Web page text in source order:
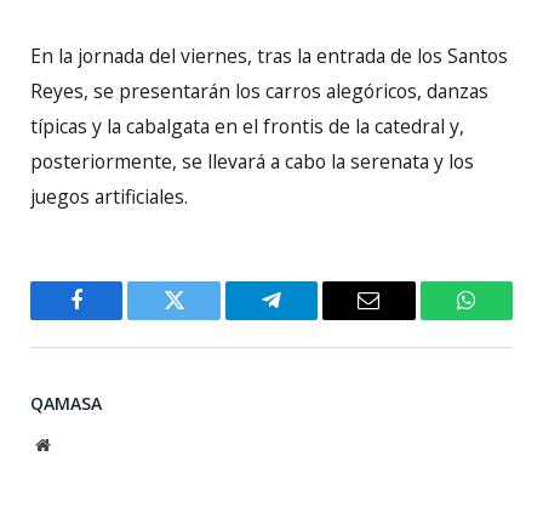
En la jornada del viernes, tras la entrada de los Santos
Reyes, se presentarán los carros alegóricos, danzas
típicas y la cabalgata en el frontis de la catedral y,
posteriormente, se llevará a cabo la serenata y los
juegos artificiales.
Facebook Twitter Telegram Email
QAMASA
Website